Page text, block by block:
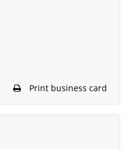
Print business card